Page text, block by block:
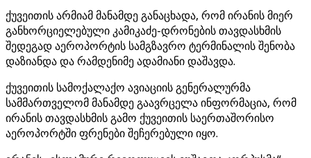
ქუვეითის არმიამ მანამდე განაცხადა, რომ ირანის მიერ
განხორციელებული კამიკაძე-დრონების თავდასხმის
შედეგად აეროპორტის სამგზავრო ტერმინალის შენობა
დაზიანდა და რამდენიმე ადამიანი დაშავდა.
ქუვეითის სამოქალაქო ავიაციის გენერალურმა
სამმართველომ მანამდე გაავრცელა ინფორმაცია, რომ
ირანის თავდასხმის გამო ქუვეითის საერთაშორისო
აეროპორტში ფრენები შეჩერებული იყო.